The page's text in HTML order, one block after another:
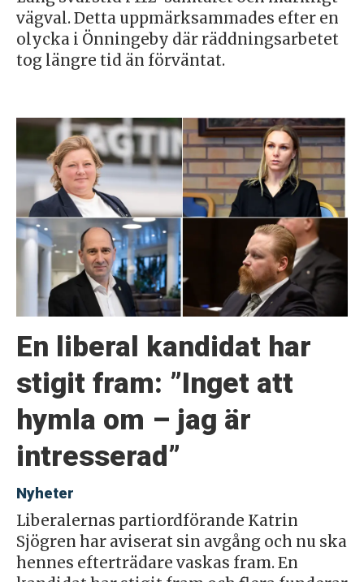
vägval. Detta uppmärksammades efter en
olycka i Önningeby där räddningsarbetet
tog längre tid än förväntat.
En liberal kandidat har
stigit fram: ”Inget att
hymla om – jag är
intresserad”
Nyheter
Liberalernas partiordförande Katrin
Sjögren har aviserat sin avgång och nu ska
hennes efterträdare vaskas fram. En